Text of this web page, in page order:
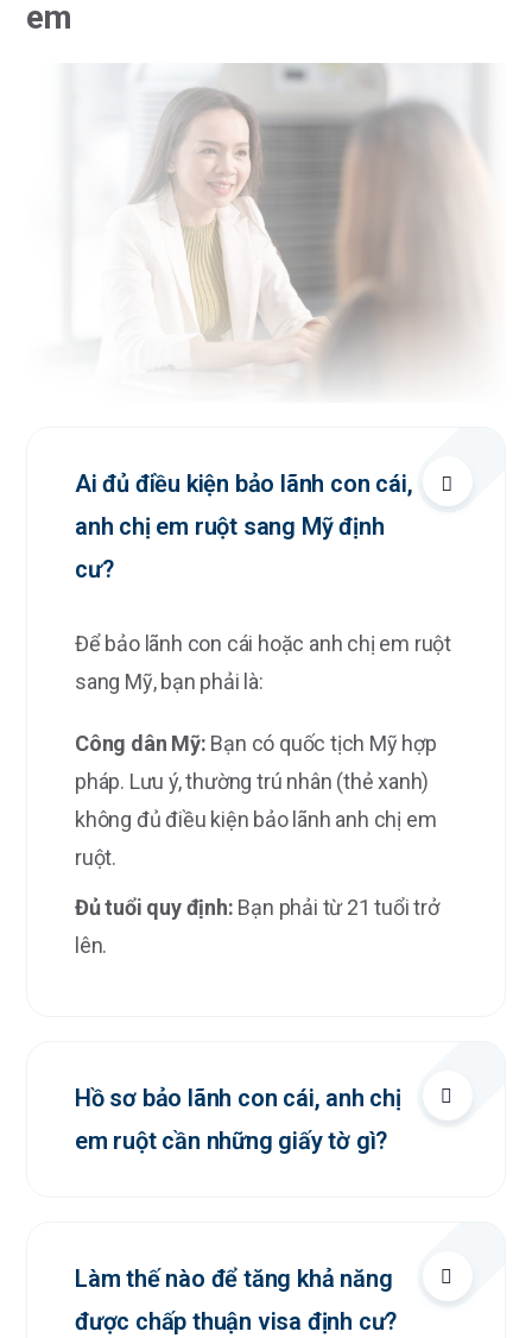
em
Ai đủ điều kiện bảo lãnh con cái,
anh chị em ruột sang Mỹ định
cư?
Để bảo lãnh con cái hoặc anh chị em ruột
sang Mỹ, bạn phải là:
Công dân Mỹ: Bạn có quốc tịch Mỹ hợp
pháp. Lưu ý, thường trú nhân (thẻ xanh)
không đủ điều kiện bảo lãnh anh chị em
ruột.
Đủ tuổi quy định: Bạn phải từ 21 tuổi trở
lên.
Hồ sơ bảo lãnh con cái, anh chị
em ruột cần những giấy tờ gì?
Làm thế nào để tăng khả năng
được chấp thuận visa định cư?